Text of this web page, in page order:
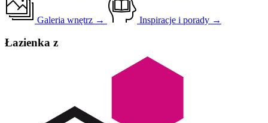
Galeria wnętrz → Inspiracje i porady →
Łazienka z